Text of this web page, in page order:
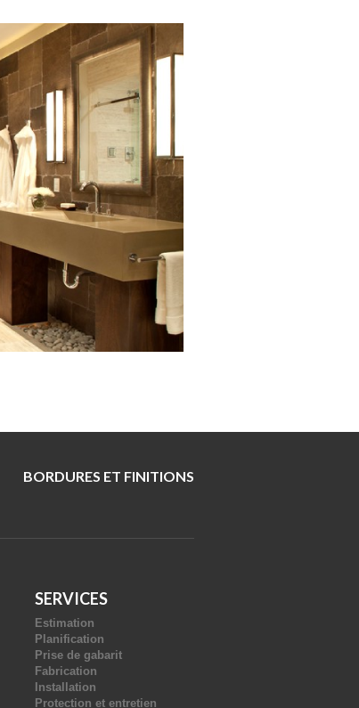
BORDURES ET FINITIONS
SERVICES
Estimation
Planification
Prise de gabarit
Fabrication
Installation
Protection et entretien